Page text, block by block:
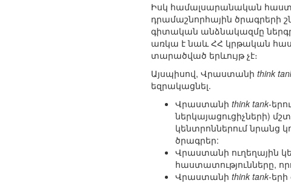
Իսկ համալսարանական
դրամաշնորհային ծրագրերի
գիտական անձնակազմը
առկա է նաև ՀՀ կրթական
տարածված երևույթ չէ։
Այսպիսով, Վրաստանի think
եզրակացնել.
Վրաստանի think tank-
ներկայացուցիչների)
կենտրոններում նրանց
ծրագրեր:
Վրաստանի ուղեղային
հաստատությունները,
Վրաստանի think tank-